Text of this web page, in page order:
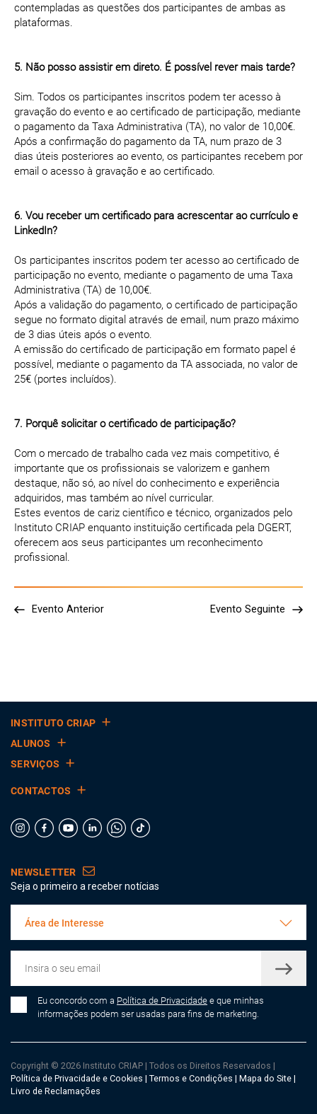
contempladas as questões dos participantes de ambas as
plataformas.
5. Não posso assistir em direto. É possível rever mais tarde?
Sim. Todos os participantes inscritos podem ter acesso à
gravação do evento e ao certificado de participação, mediante
o pagamento da Taxa Administrativa (TA), no valor de 10,00€.
Após a confirmação do pagamento da TA, num prazo de 3
dias úteis posteriores ao evento, os participantes recebem por
email o acesso à gravação e ao certificado.
6. Vou receber um certificado para acrescentar ao currículo e
LinkedIn?
Os participantes inscritos podem ter acesso ao certificado de
participação no evento, mediante o pagamento de uma Taxa
Administrativa (TA) de 10,00€.
Após a validação do pagamento, o certificado de participação
segue no formato digital através de email, num prazo máximo
de 3 dias úteis após o evento.
A emissão do certificado de participação em formato papel é
possível, mediante o pagamento da TA associada, no valor de
25€ (portes incluídos).
7. Porquê solicitar o certificado de participação?
Com o mercado de trabalho cada vez mais competitivo, é
importante que os profissionais se valorizem e ganhem
destaque, não só, ao nível do conhecimento e experiência
adquiridos, mas também ao nível curricular.
Estes eventos de cariz científico e técnico, organizados pelo
Instituto CRIAP enquanto instituição certificada pela DGERT,
oferecem aos seus participantes um reconhecimento
profissional.
Evento Anterior Evento Seguinte
INSTITUTO CRIAP
ALUNOS
SERVIÇOS
CONTACTOS
NEWSLETTER
Seja o primeiro a receber notícias
Área de Interesse
Eu concordo com a Política de Privacidade e que minhas
informações podem ser usadas para fins de marketing.
Copyright © 2026 Instituto CRIAP | Todos os Direitos Reservados |
Política de Privacidade e Cookies | Termos e Condições | Mapa do Site |
Livro de Reclamações